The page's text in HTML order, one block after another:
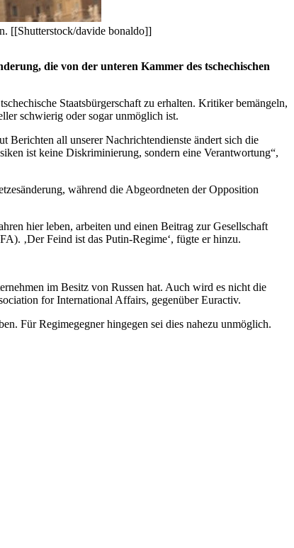
[[Shutterstock/davide bonaldo]]
die von der unteren Kammer des tschechischen
Staatsbürgerschaft zu erhalten. Kritiker bemängeln,
schwierig oder sogar unmöglich ist.
all unserer Nachrichtendienste ändert sich die
ist keine Diskriminierung, sondern eine Verantwortung“,
während die Abgeordneten der Opposition
hier leben, arbeiten und einen Beitrag zur Gesellschaft
‚Der Feind ist das Putin-Regime‘, fügte er hinzu.
im Besitz von Russen hat. Auch wird es nicht die
for International Affairs, gegenüber Euractiv.
Für Regimegegner hingegen sei dies nahezu unmöglich.